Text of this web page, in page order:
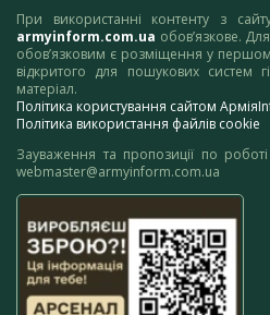
При використанні контенту з
armyinform.com.ua обов’язкове.
обов’язковим є розміщення у
відкритого для пошукових систем
матеріал.
Політика користування сайтом
Політика використання файлів cookie
Зауваження та пропозиції по
webmaster@armyinform.com.ua